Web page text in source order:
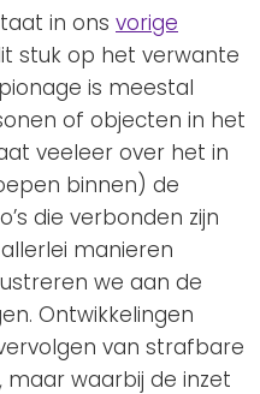
in ons vorige
stuk op het verwante
is meestal
of objecten in het
veeleer over het in
binnen) de
die verbonden zijn
manieren
we aan de
Ontwikkelingen
van strafbare
waarbij de inzet